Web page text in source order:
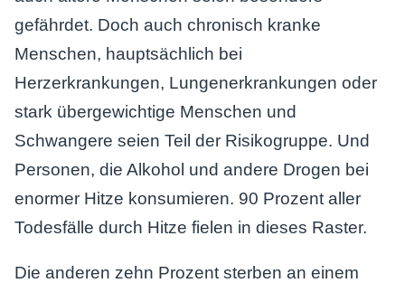
gefährdet. Doch auch chronisch kranke
Menschen, hauptsächlich bei
Herzerkrankungen, Lungenerkrankungen oder
stark übergewichtige Menschen und
Schwangere seien Teil der Risikogruppe. Und
Personen, die Alkohol und andere Drogen bei
enormer Hitze konsumieren. 90 Prozent aller
Todesfälle durch Hitze fielen in dieses Raster.
Die anderen zehn Prozent sterben an einem